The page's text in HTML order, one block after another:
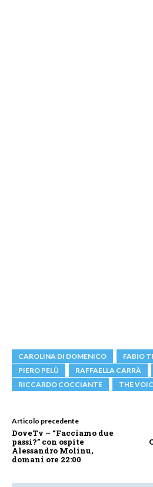
CAROLINA DI DOMENICO FABIO
PIERO PELÙ
RAFFAELLA CARRÀ
RICCARDO COCCIANTE
THE
Articolo precedente
DoveTv – “Facciamo due
passi?” con ospite
Alessandro Molinu,
domani ore 22:00